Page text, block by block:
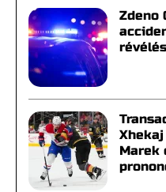
Zdeno
révélés
Marek